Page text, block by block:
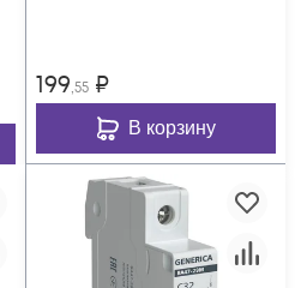
199,55 ₽
В корзину